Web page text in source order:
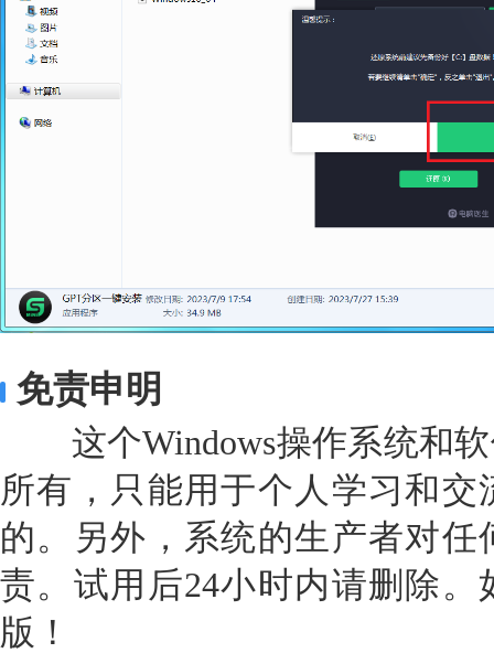
免责申明
这个Windows操作系统和软
所有，只能用于个人学习和
的。另外，系统的生产者对
责。试用后24小时内请删除
版！